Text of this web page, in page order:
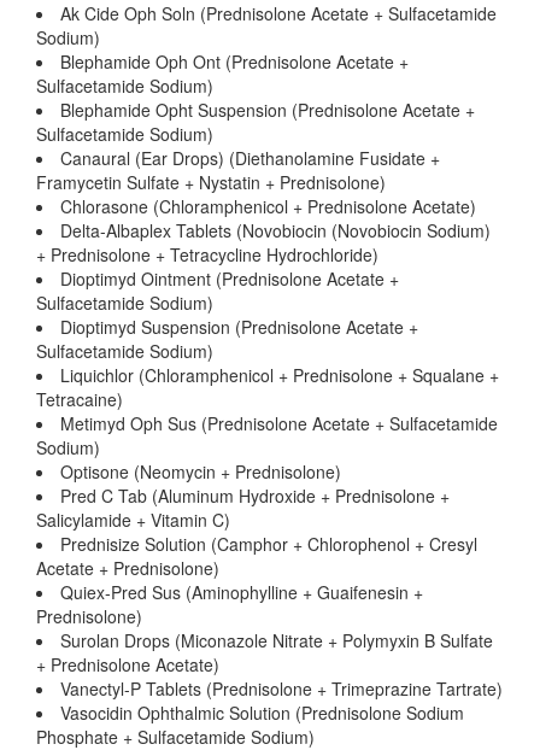
Ak Cide Oph Soln (Prednisolone Acetate + Sulfacetamide
Sodium)
Blephamide Oph Ont (Prednisolone Acetate +
Sulfacetamide Sodium)
Blephamide Opht Suspension (Prednisolone Acetate +
Sulfacetamide Sodium)
Canaural (Ear Drops) (Diethanolamine Fusidate +
Framycetin Sulfate + Nystatin + Prednisolone)
Chlorasone (Chloramphenicol + Prednisolone Acetate)
Delta-Albaplex Tablets (Novobiocin (Novobiocin Sodium)
+ Prednisolone + Tetracycline Hydrochloride)
Dioptimyd Ointment (Prednisolone Acetate +
Sulfacetamide Sodium)
Dioptimyd Suspension (Prednisolone Acetate +
Sulfacetamide Sodium)
Liquichlor (Chloramphenicol + Prednisolone + Squalane +
Tetracaine)
Metimyd Oph Sus (Prednisolone Acetate + Sulfacetamide
Sodium)
Optisone (Neomycin + Prednisolone)
Pred C Tab (Aluminum Hydroxide + Prednisolone +
Salicylamide + Vitamin C)
Prednisize Solution (Camphor + Chlorophenol + Cresyl
Acetate + Prednisolone)
Quiex-Pred Sus (Aminophylline + Guaifenesin +
Prednisolone)
Surolan Drops (Miconazole Nitrate + Polymyxin B Sulfate
+ Prednisolone Acetate)
Vanectyl-P Tablets (Prednisolone + Trimeprazine Tartrate)
Vasocidin Ophthalmic Solution (Prednisolone Sodium
Phosphate + Sulfacetamide Sodium)